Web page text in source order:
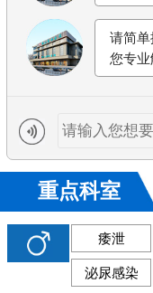
请简
您专业
重点科室
痿泄
泌尿感染